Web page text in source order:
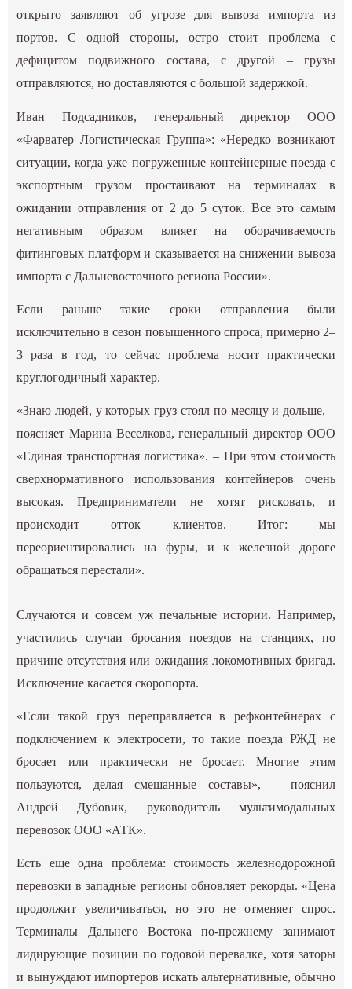
открыто заявляют об угрозе для вывоза импорта из
портов. С одной стороны, остро стоит проблема с
дефицитом подвижного состава, с другой – грузы
отправляются, но доставляются с большой задержкой.
Иван Подсадников, генеральный директор ООО
«Фарватер Логистическая Группа»: «Нередко возникают
ситуации, когда уже погруженные контейнерные поезда с
экспортным грузом простаивают на терминалах в
ожидании отправления от 2 до 5 суток. Все это самым
негативным образом влияет на оборачиваемость
фитинговых платформ и сказывается на снижении вывоза
импорта с Дальневосточного региона России».
Если раньше такие сроки отправления были
исключительно в сезон повышенного спроса, примерно 2–
3 раза в год, то сейчас проблема носит практически
круглогодичный характер.
«Знаю людей, у которых груз стоял по месяцу и дольше, –
поясняет Марина Веселкова, генеральный директор ООО
«Единая транспортная логистика». – При этом стоимость
сверхнормативного использования контейнеров очень
высокая. Предприниматели не хотят рисковать, и
происходит отток клиентов. Итог: мы
переориентировались на фуры, и к железной дороге
обращаться перестали».
Случаются и совсем уж печальные истории. Например,
участились случаи бросания поездов на станциях, по
причине отсутствия или ожидания локомотивных бригад.
Исключение касается скоропорта.
«Если такой груз переправляется в рефконтейнерах с
подключением к электросети, то такие поезда РЖД не
бросает или практически не бросает. Многие этим
пользуются, делая смешанные составы», – пояснил
Андрей Дубовик, руководитель мультимодальных
перевозок ООО «АТК».
Есть еще одна проблема: стоимость железнодорожной
перевозки в западные регионы обновляет рекорды. «Цена
продолжит увеличиваться, но это не отменяет спрос.
Терминалы Дальнего Востока по-прежнему занимают
лидирующие позиции по годовой перевалке, хотя заторы
и вынуждают импортеров искать альтернативные, обычно